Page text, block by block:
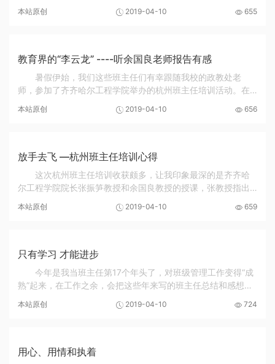
些自信。通过这次培训，让我多多少少的了解了...
本站原创 2019-04-10 655
教育界的“李云龙” ----听余国良老师报告有感
暑假伊始，我们这些班主任们有幸跟随我校的政教处老
师，参加了齐齐哈尔工程学院举办的杭州班主任培训活动。在
一周的时间里，我们听取了高亚兵、高晓春、余国...
本站原创 2019-04-10 656
放手去飞 —杭州班主任培训心得
这次杭州班主任培训收获颇多，让我印象最深的是齐齐哈
尔工程学院院长张振笋教授和余国良教授的授课，张教授指出
求方向的意识，学生在教师的呵斥下行动，教师...
本站原创 2019-04-10 659
只有学习 才能进步
今年是我当班主任第17个年头了，对班级管理工作变得“成
熟”起来，在工作之余，会把这些年来写的班主任总结和感想拿
年的成长历程，从历年总结的对比来看，思...
本站原创 2019-04-10 724
用心、用情和执着